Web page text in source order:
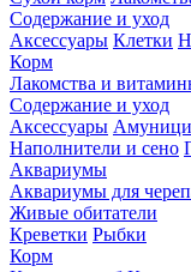
Содержание и уход
Аксессуары Клетки
Корм
Лакомства и
Содержание и уход
Аксессуары
Наполнители и сено
Аквариумы
Аквариумы для
Живые обитатели
Креветки Рыбки
Корм